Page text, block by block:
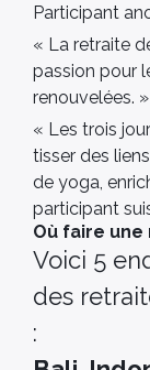
Participant
« La retraite
passion pour
renouvelées.
« Les trois
tisser des
de yoga,
participant
Où faire
Voici 5
des
: